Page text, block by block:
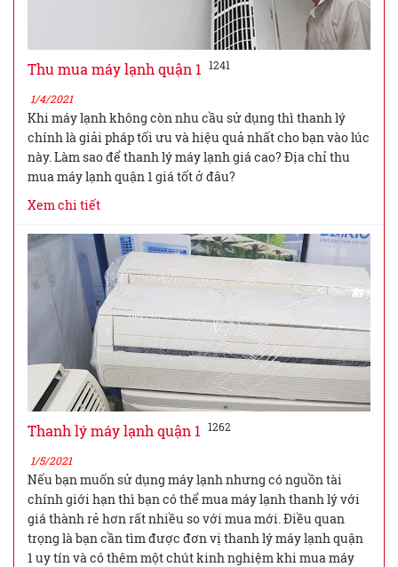
Thu mua máy lạnh quận 1 1241
1/4/2021
Khi máy lạnh không còn nhu cầu sử dụng thì thanh lý
chính là giải pháp tối ưu và hiệu quả nhất cho bạn vào lúc
này. Làm sao để thanh lý máy lạnh giá cao? Địa chỉ thu
mua máy lạnh quận 1 giá tốt ở đâu?
Xem chi tiết
Thanh lý máy lạnh quận 1 1262
1/5/2021
Nếu bạn muốn sử dụng máy lạnh nhưng có nguồn tài
chính giới hạn thì bạn có thể mua máy lạnh thanh lý với
giá thành rẻ hơn rất nhiều so với mua mới. Điều quan
trọng là bạn cần tìm được đơn vị thanh lý máy lạnh quận
1 uy tín và có thêm một chút kinh nghiệm khi mua máy